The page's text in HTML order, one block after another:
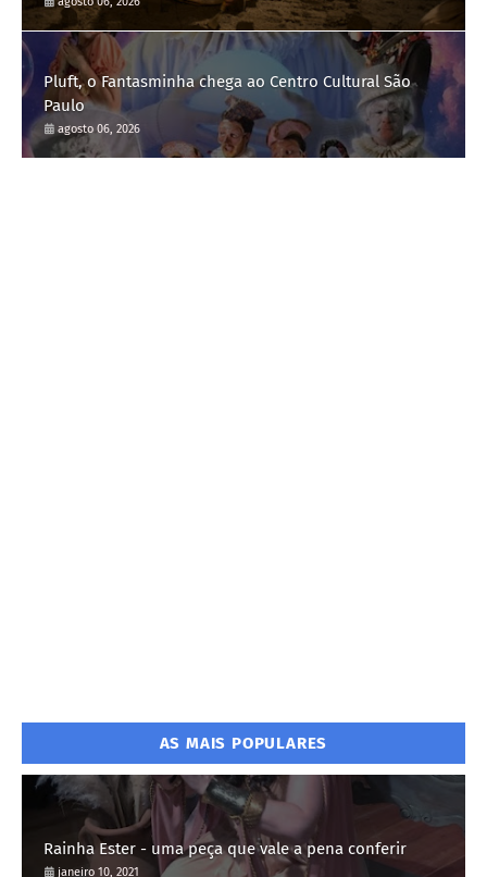
Pluft, o Fantasminha chega ao Centro Cultural São
Paulo
agosto 06, 2026
AS MAIS POPULARES
Rainha Ester - uma peça que vale a pena conferir
janeiro 10, 2021